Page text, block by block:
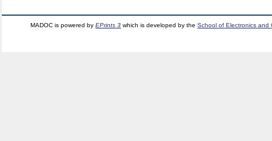
MADOC is powered byEPrints 3 which is developed by theSchool of Electronics and